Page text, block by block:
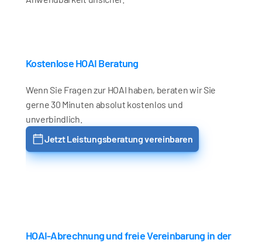
Kostenlose HOAI Beratung
Wenn Sie Fragen zur HOAI haben, beraten wir Sie
gerne 30 Minuten absolut kostenlos und
unverbindlich.
Jetzt Leistungsberatung vereinbaren
HOAI-Abrechnung und freie Vereinbarung in der